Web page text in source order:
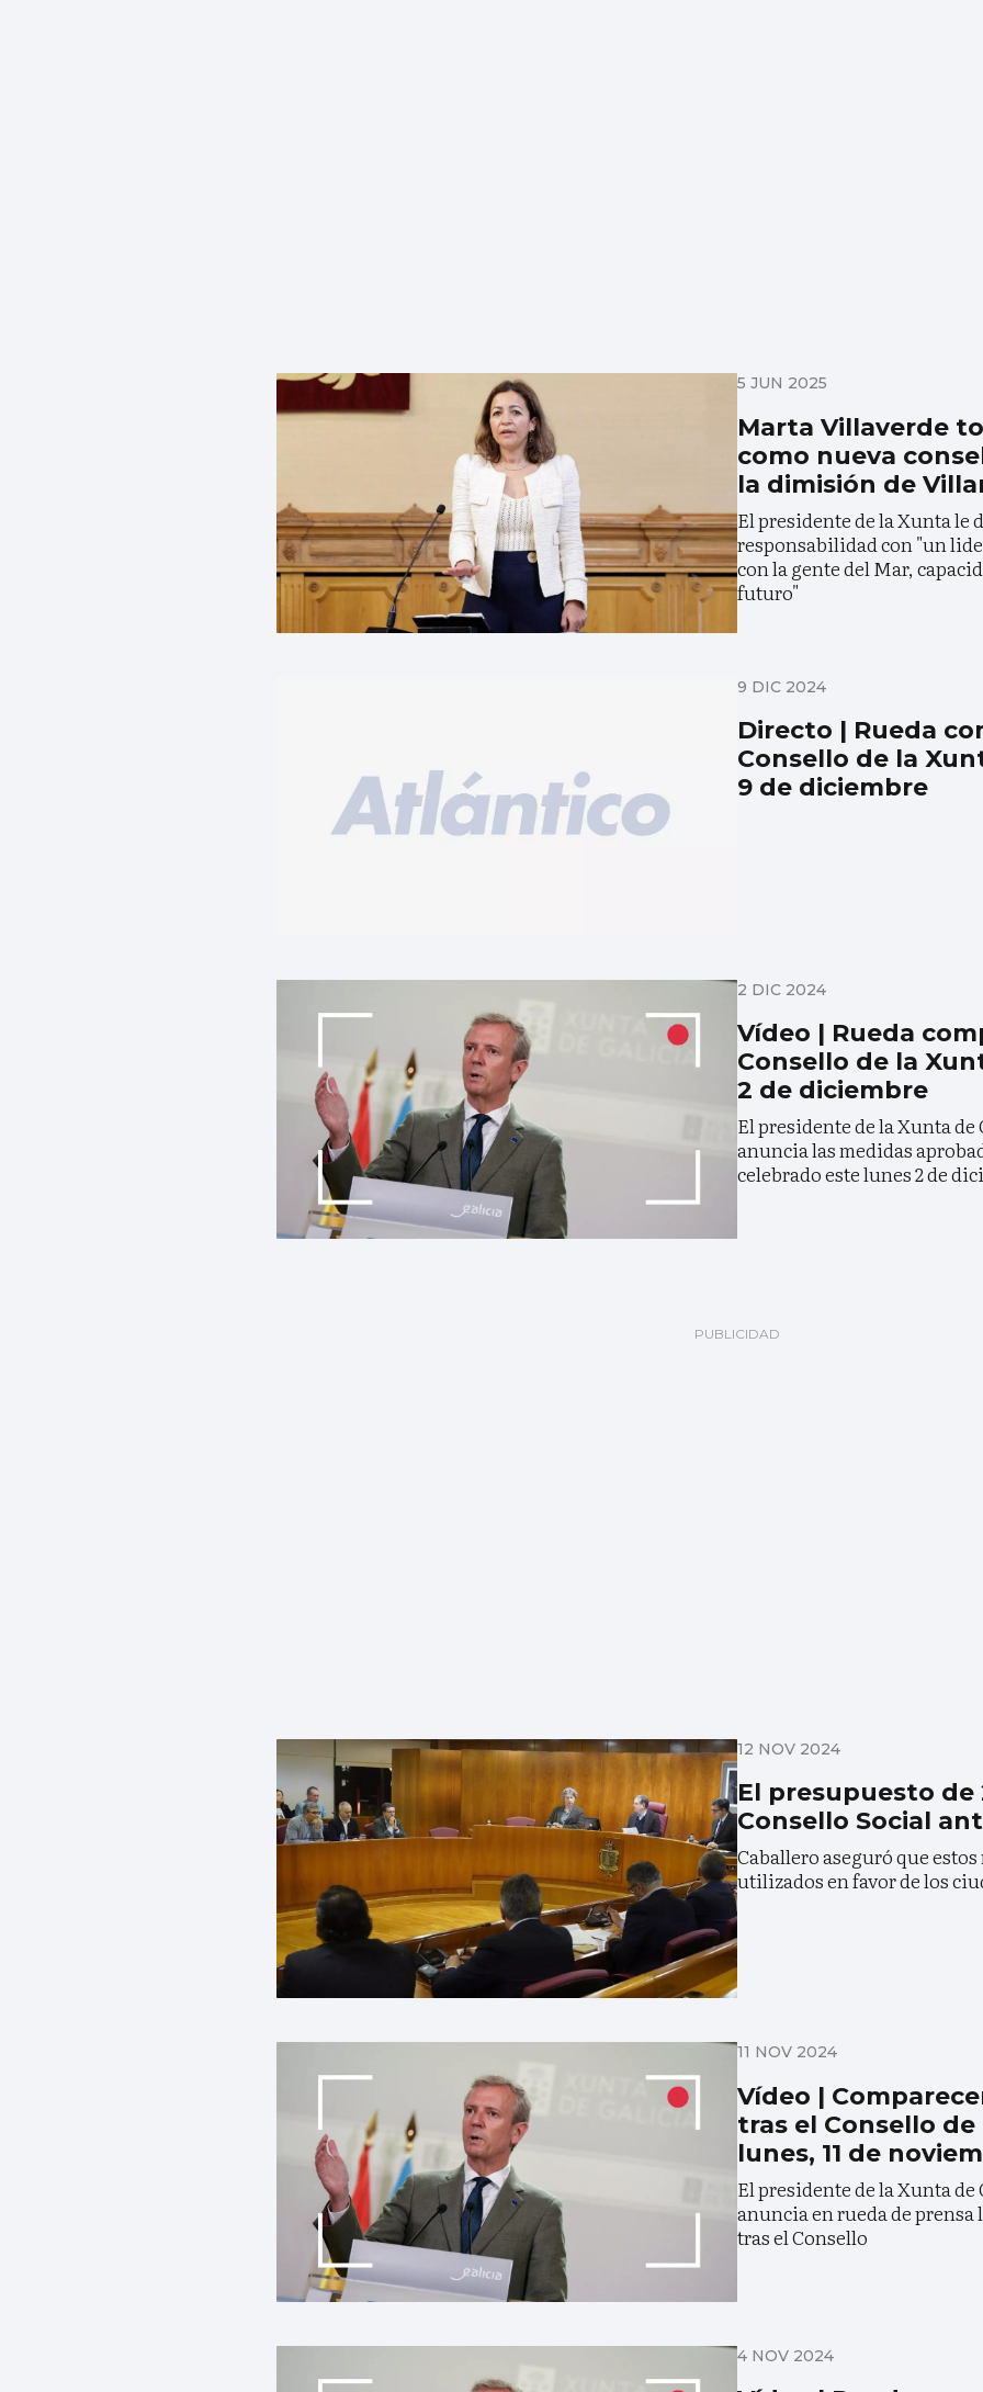
5 JUN 2025
Marta Villaverde
como nueva
la dimisión de
El presidente de la Xunta le
responsabilidad con "un
con la gente del Mar,
futuro"
9 DIC 2024
Directo | Rueda
Consello de la
9 de diciembre
2 DIC 2024
Vídeo | Rueda
Consello de la
2 de diciembre
El presidente de la Xunta
anuncia las medidas
celebrado este lunes 2 de
12 NOV 2024
El presupuesto de
Consello Social
Caballero aseguró que
utilizados en favor de los
11 NOV 2024
Vídeo |
tras el Consello
lunes, 11 de
El presidente de la Xunta
anuncia en rueda de prensa
tras el Consello
4 NOV 2024